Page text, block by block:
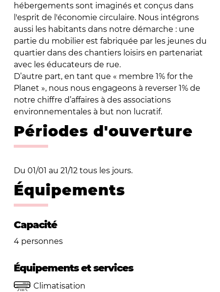
hébergements sont imaginés et conçus dans
l'esprit de l'économie circulaire. Nous intégrons
aussi les habitants dans notre démarche : une
partie du mobilier est fabriquée par les jeunes du
quartier dans des chantiers loisirs en partenariat
avec les éducateurs de rue.
D’autre part, en tant que « membre 1% for the
Planet », nous nous engageons à reverser 1% de
notre chiffre d’affaires à des associations
environnementales à but non lucratif.
Périodes d'ouverture
Du 01/01 au 21/12 tous les jours.
Équipements
Capacité
4 personnes
Équipements et services
Climatisation